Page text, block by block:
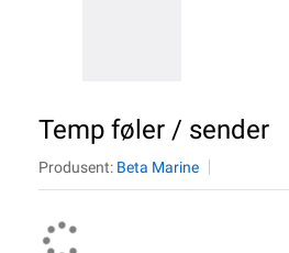
Temp føler / sender
Produsent: Beta Marine